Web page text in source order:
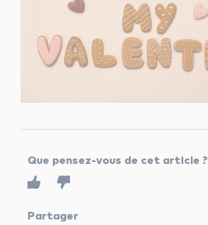
Que pensez-vous de cet article ?
Partager